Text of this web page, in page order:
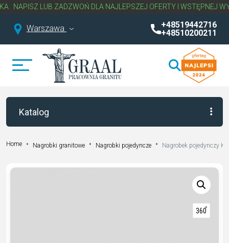
LUB ZADZWOŃ DLA NAJLEPSZEJ OFERTY I WSTĘPNEJ WYCENY
Warszawa
+48519442716
+48510200211
Katalog
Home Nagrobki granitowe Nagrobki pojedyncze Nagrobek pojedynczy K